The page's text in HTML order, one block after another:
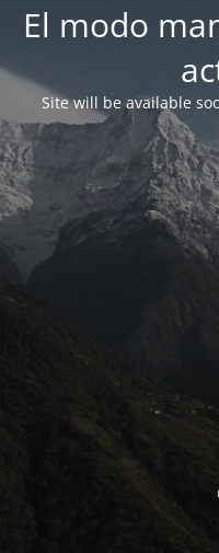
El modo
Site will be available